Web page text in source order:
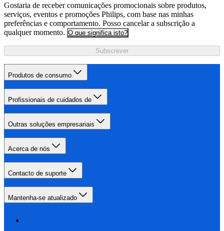
Gostaria de receber comunicações promocionais sobre produtos,
serviços, eventos e promoções Philips, com base nas minhas
preferências e comportamento. Posso cancelar a subscrição a
qualquer momento. O que significa isto?
Subscrever
Produtos de consumo
Profissionais de cuidados de
Outras soluções empresariais
Acerca de nós
Contacto de suporte
Mantenha-se atualizado